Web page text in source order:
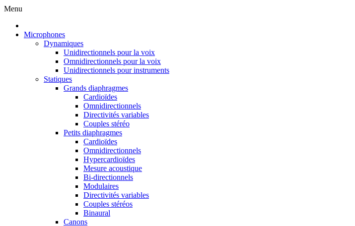
Menu
Microphones
Dynamiques
Unidirectionnels pour la voix
Omnidirectionnels pour la voix
Unidirectionnels pour instruments
Statiques
Grands diaphragmes
Cardioïdes
Omnidirectionnels
Directivités variables
Couples stéréo
Petits diaphragmes
Cardioïdes
Omnidirectionnels
Hypercardioïdes
Mesure acoustique
Bi-directionnels
Modulaires
Directivités variables
Couples stéréos
Binaural
Canons